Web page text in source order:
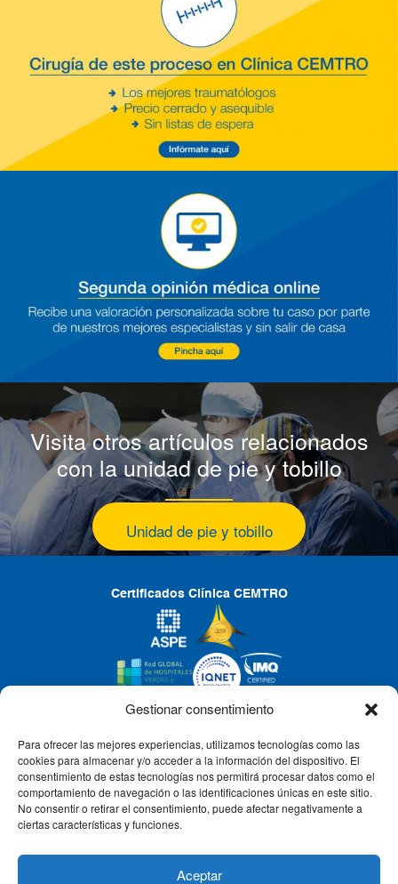
Gestionar consentimiento
Para ofrecer las mejores experiencias, utilizamos tecnologías como las
cookies para almacenar y/o acceder a la información del dispositivo. El
consentimiento de estas tecnologías nos permitirá procesar datos como el
comportamiento de navegación o las identificaciones únicas en este sitio.
No consentir o retirar el consentimiento, puede afectar negativamente a
ciertas características y funciones.
Aceptar
Visita otros artículos relacionados
con la unidad de pie y tobillo
Unidad de pie y tobillo
Certificados Clínica CEMTRO
CLÍNICA CEMTRO
QUIÉNES SOMOS